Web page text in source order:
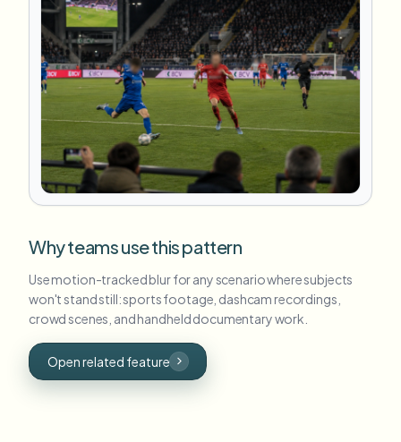
Why teams use this pattern
Use motion-tracked blur for any scenario where subjects
won't stand still: sports footage, dashcam recordings,
crowd scenes, and handheld documentary work.
Open related feature